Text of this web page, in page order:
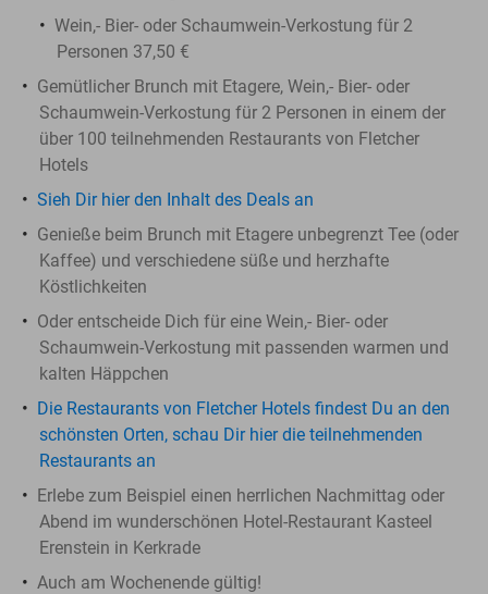
Wein,- Bier- oder Schaumwein-Verkostung für 2
Personen 37,50 €
Gemütlicher ​Brunch mit Etagere, Wein,- Bier- oder
Schaumwein-Verkostung für 2 Personen in einem der
über 100 teilnehmenden Restaurants von Fletcher
Hotels
Sieh Dir hier den Inhalt des Deals an
Genieße beim Brunch mit Etagere unbegrenzt Tee (oder
Kaffee) und verschiedene süße und herzhafte
Köstlichkeiten
Oder entscheide Dich für eine Wein,- Bier- oder
Schaumwein-Verkostung mit passenden warmen und
kalten Häppchen
Die Restaurants von Fletcher Hotels findest Du an den
schönsten Orten, schau Dir hier die teilnehmenden
Restaurants an
Erlebe zum Beispiel einen herrlichen Nachmittag oder
Abend im wunderschönen Hotel-Restaurant Kasteel
Erenstein in Kerkrade
Auch am Wochenende gültig!